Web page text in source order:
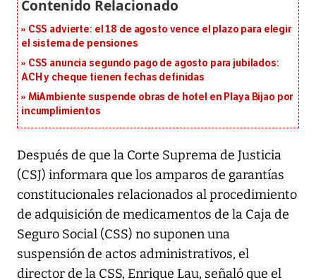
CSS advierte: el 18 de agosto vence el plazo para elegir
el sistema de pensiones
CSS anuncia segundo pago de agosto para jubilados:
ACH y cheque tienen fechas definidas
MiAmbiente suspende obras de hotel en Playa Bijao por
incumplimientos
Después de que la Corte Suprema de Justicia
(CSJ) informara que los amparos de garantías
constitucionales relacionados al procedimiento
de adquisición de medicamentos de la Caja de
Seguro Social (CSS) no suponen una
suspensión de actos administrativos, el
director de la CSS, Enrique Lau, señaló que el